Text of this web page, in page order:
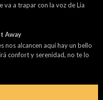
va a trapar con la voz de Lia
Away
nos alcancen aquí hay un bello
confort y serenidad, no te lo